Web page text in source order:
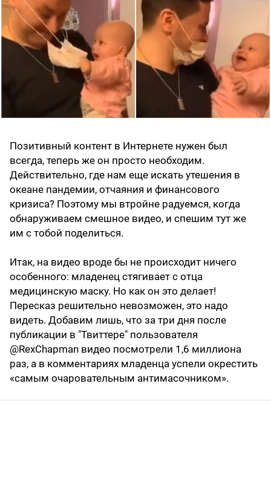
Позитивный контент в Интернете нужен был
всегда, теперь же он просто необходим.
Действительно, где нам еще искать утешения в
океане пандемии, отчаяния и финансового
кризиса? Поэтому мы втройне радуемся, когда
обнаруживаем смешное видео, и спешим тут же
им с тобой поделиться.
Итак, на видео вроде бы не происходит ничего
особенного: младенец стягивает с отца
медицинскую маску. Но как он это делает!
Пересказ решительно невозможен, это надо
видеть. Добавим лишь, что за три дня после
публикации в "Твиттере" пользователя
@RexChapman видео посмотрели 1,6 миллиона
раз, а в комментариях младенца успели окрестить
«самым очаровательным антимасочником».